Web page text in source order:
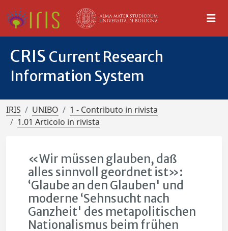
CRIS Current Research
Information System
IRIS UNIBO
1 - Contributo in rivista
1.01 Articolo in rivista
«Wir müssen glauben, daß
alles sinnvoll geordnet ist»:
‘Glaube an den Glauben' und
moderne ‘Sehnsucht nach
Ganzheit' des metapolitischen
Nationalismus beim frühen